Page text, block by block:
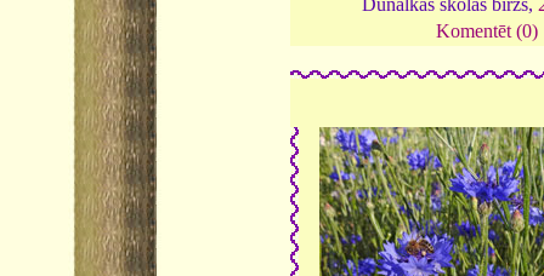
Dunalkas skolas birzs,
Komentēt (0)